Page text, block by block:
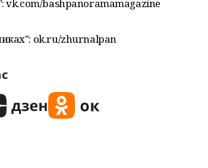
vk.com/bashpanoramamagazine
ok.ru/zhurnalpan